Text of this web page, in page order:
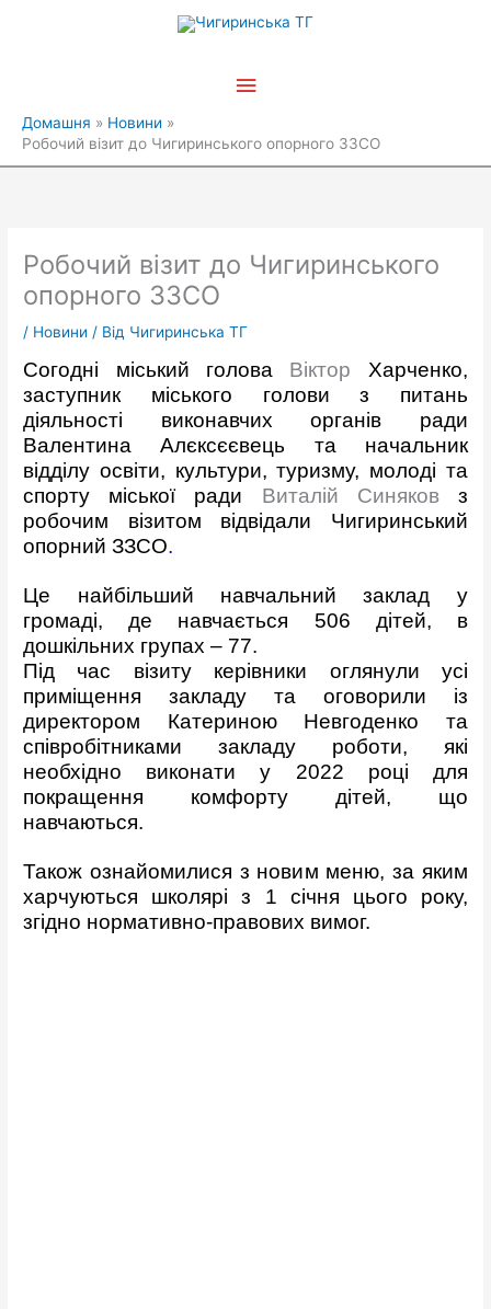
Головне
Домашня
Новини
Робочий візит до Чигиринського опорного ЗЗСО
Робочий візит до Чигиринського
опорного ЗЗСО
/ Новини / Від Чигиринська ТГ
Согодні міський голова Віктор Харченко,
заступник міського голови з питань
діяльності виконавчих органів ради
Валентина Алєксєєвець та начальник
відділу освіти, культури, туризму, молоді та
спорту міської ради Виталій Синяков з
робочим візитом відвідали Чигиринський
опорний ЗЗСО.
Це найбільший навчальний заклад у
громаді, де навчається 506 дітей, в
дошкільних групах – 77.
Під час візиту керівники оглянули усі
приміщення закладу та оговорили із
директором Катериною Невгоденко та
співробітниками закладу роботи, які
необхідно виконати у 2022 році для
покращення комфорту дітей, що
навчаються.
Також ознайомилися з новим меню, за яким
харчуються школярі з 1 січня цього року,
згідно нормативно-правових вимог.